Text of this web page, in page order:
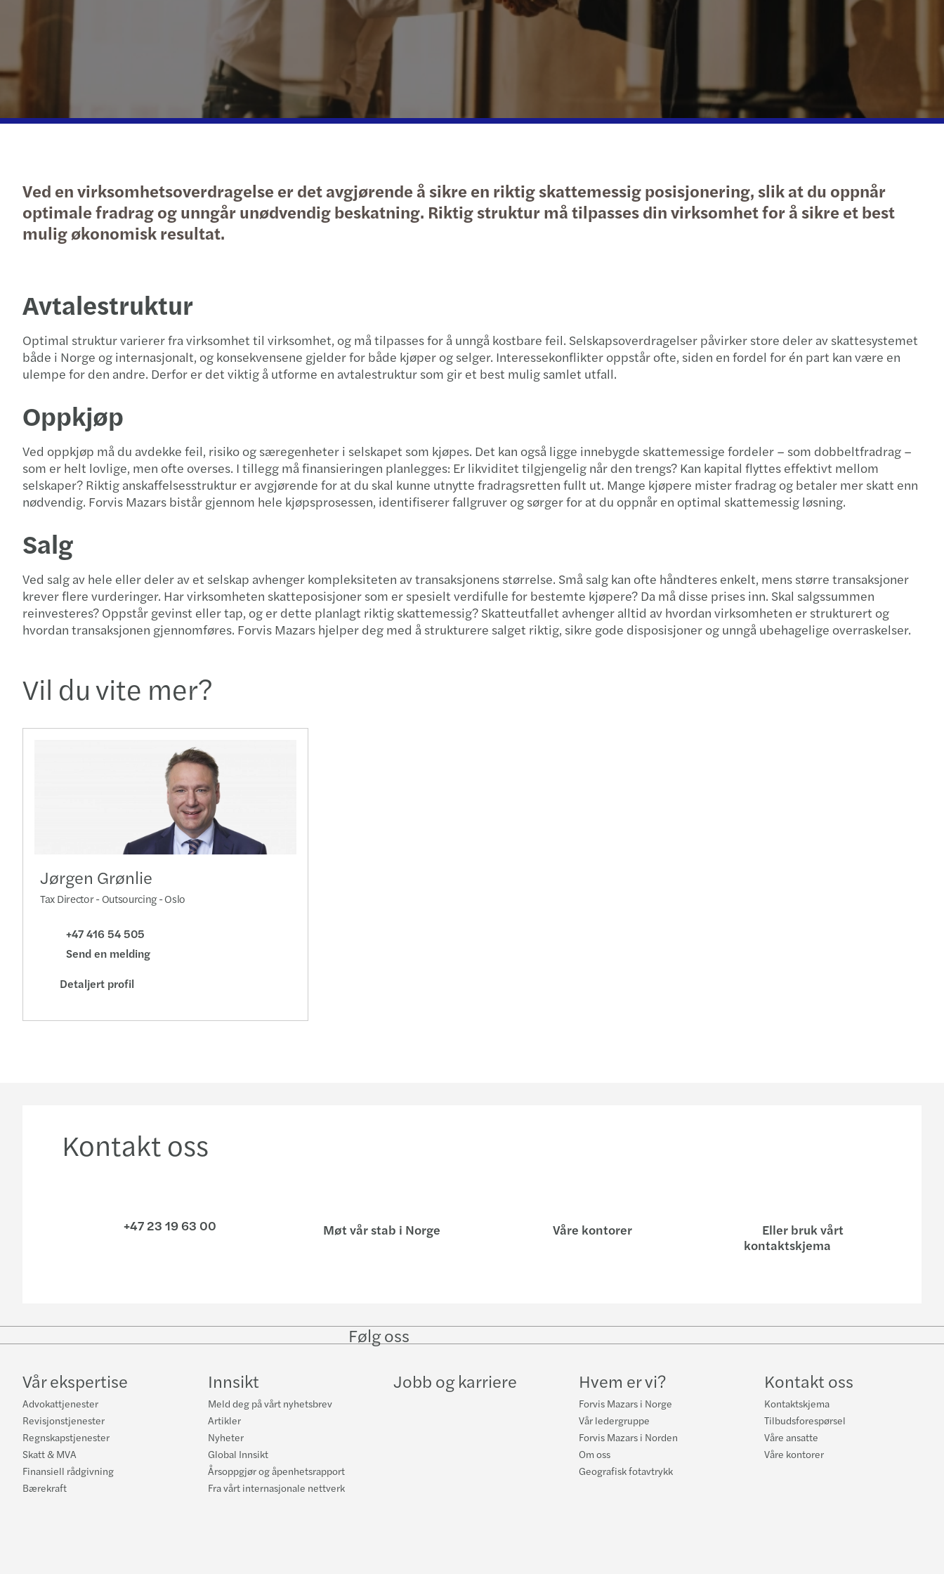
Transaksjonsstøtte
Generasjonsskifte
Tvisteløsning
Pengekrav
Pensjonsløsninger
Skatteregler og overholdelse
Striking the balance: 2018/2019 Annual Report
Mazars’ årsrapport for 2013/2014
Årsrapport 2012/2013: “Paving new ways together”
2011-2012 Annual Report
Ved en virksomhetsoverdragelse er det avgjørende å sikre en riktig skattemessig posisjonering, slik at du oppnår
optimale fradrag og unngår unødvendig beskatning. Riktig struktur må tilpasses din virksomhet for å sikre et best
mulig økonomisk resultat.
Avtalestruktur
Optimal struktur varierer fra virksomhet til virksomhet, og må tilpasses for å unngå kostbare feil. Selskapsoverdragelser påvirker store deler av skattesystemet
både i Norge og internasjonalt, og konsekvensene gjelder for både kjøper og selger. Interessekonflikter oppstår ofte, siden en fordel for én part kan være en
ulempe for den andre. Derfor er det viktig å utforme en avtalestruktur som gir et best mulig samlet utfall.
Oppkjøp
Ved oppkjøp må du avdekke feil, risiko og særegenheter i selskapet som kjøpes. Det kan også ligge innebygde skattemessige fordeler – som dobbeltfradrag –
som er helt lovlige, men ofte overses. I tillegg må finansieringen planlegges: Er likviditet tilgjengelig når den trengs? Kan kapital flyttes effektivt mellom
selskaper? Riktig anskaffelsesstruktur er avgjørende for at du skal kunne utnytte fradragsretten fullt ut. Mange kjøpere mister fradrag og betaler mer skatt enn
nødvendig. Forvis Mazars bistår gjennom hele kjøpsprosessen, identifiserer fallgruver og sørger for at du oppnår en optimal skattemessig løsning.
Salg
Ved salg av hele eller deler av et selskap avhenger kompleksiteten av transaksjonens størrelse. Små salg kan ofte håndteres enkelt, mens større transaksjoner
krever flere vurderinger. Har virksomheten skatteposisjoner som er spesielt verdifulle for bestemte kjøpere? Da må disse prises inn. Skal salgssummen
reinvesteres? Oppstår gevinst eller tap, og er dette planlagt riktig skattemessig? Skatteutfallet avhenger alltid av hvordan virksomheten er strukturert og
hvordan transaksjonen gjennomføres. Forvis Mazars hjelper deg med å strukturere salget riktig, sikre gode disposisjoner og unngå ubehagelige overraskelser.
Vil du vite mer?
Jørgen Grønlie
Tax Director - Outsourcing - Oslo
+47 416 54 505
Send en melding
Detaljert profil
Kontakt oss
+47 23 19 63 00 Møt vår stab i Norge Våre kontorer
Eller bruk vårt
kontaktskjema
Følg oss
on
on
InstagramFacebook
on
Vår ekspertise
Advokattjenester
Revisjonstjenester
Regnskapstjenester
Skatt & MVA
Finansiell rådgivning
Bærekraft
Innsikt
Meld deg på vårt nyhetsbrev
Artikler
Nyheter
Global Innsikt
Årsoppgjør og åpenhetsrapport
Fra vårt internasjonale nettverk
Jobb og karriere Hvem er vi?
Forvis Mazars i Norge
Vår ledergruppe
Forvis Mazars i Norden
Om oss
Geografisk fotavtrykk
Kontakt oss
Kontaktskjema
Tilbudsforespørsel
Våre ansatte
Våre kontorer